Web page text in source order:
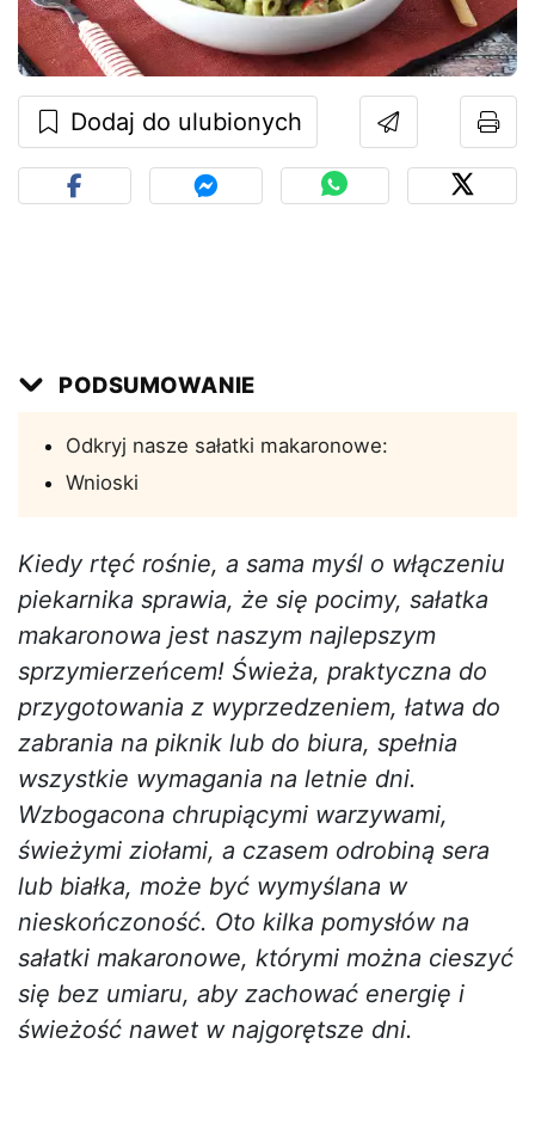
Dodaj do ulubionych
PODSUMOWANIE
Odkryj nasze sałatki makaronowe:
Wnioski
Kiedy rtęć rośnie, a sama myśl o włączeniu
piekarnika sprawia, że się pocimy, sałatka
makaronowa jest naszym najlepszym
sprzymierzeńcem! Świeża, praktyczna do
przygotowania z wyprzedzeniem, łatwa do
zabrania na piknik lub do biura, spełnia
wszystkie wymagania na letnie dni.
Wzbogacona chrupiącymi warzywami,
świeżymi ziołami, a czasem odrobiną sera
lub białka, może być wymyślana w
nieskończoność. Oto kilka pomysłów na
sałatki makaronowe, którymi można cieszyć
się bez umiaru, aby zachować energię i
świeżość nawet w najgorętsze dni.